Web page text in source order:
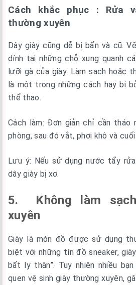
Cách khắc phục : Rửa
thường xuyên
Dây giày cũng dễ bị bẩn và cũ.
dính tại những chỗ xung quanh
lưỡi gà của giày. Làm sạch hoặc
là một trong những cách hay bị
thể thao.
Cách làm: Đơn giản chỉ cần tháo
phòng, sau đó vắt, phơi khô và
Lưu ý: Nếu sử dụng nước tẩy
dây giày bị xơ.
5. Không làm
xuyên
Giày là món đồ được sử dụng
biệt với những tín đồ sneaker,
bất ly thân”. Tuy nhiên nhiều
quen vệ sinh giày thường xuyên,